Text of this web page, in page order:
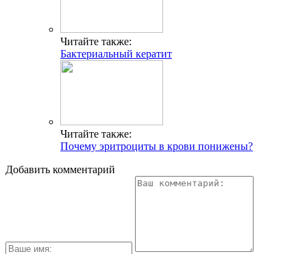
Читайте также:
Бактериальный кератит
Читайте также:
Почему эритроциты в крови понижены?
Добавить комментарий